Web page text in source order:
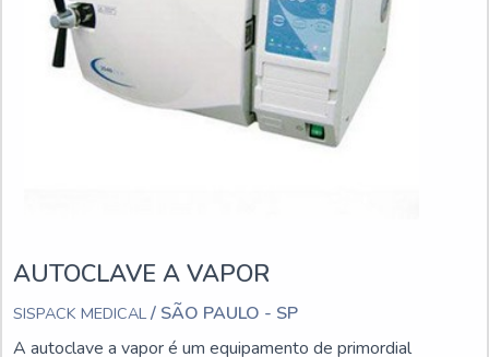
AUTOCLAVE A VAPOR
SISPACK MEDICAL / SÃO PAULO - SP
A autoclave a vapor é um equipamento de primordial